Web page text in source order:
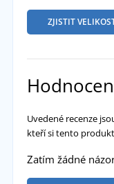
ZJISTIT
Uvedené recenze
kteří si tento
Zatím žádné